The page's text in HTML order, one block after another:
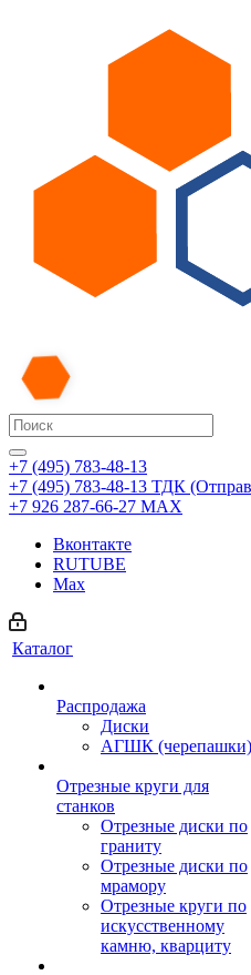
+7 (495) 783-48-13
+7 (495) 783-48-13 ТДК
+7 926 287-66-27 МАХ
Вконтакте
RUTUBE
Max
Каталог
Распродажа
Диски
АГШК (черепашки)
Отрезные круги для
станков
Отрезные диски по
граниту
Отрезные диски по
мрамору
Отрезные круги по
искусственному
камню, кварциту